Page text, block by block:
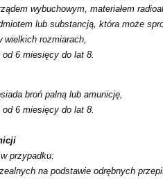
wybuchowym, materiałem
lub substancją, która może
wielkich rozmiarach,
6 miesięcy do lat 8.
broń palną lub amunicję,
6 miesięcy do lat 8.
przypadku:
na podstawie odrębnych